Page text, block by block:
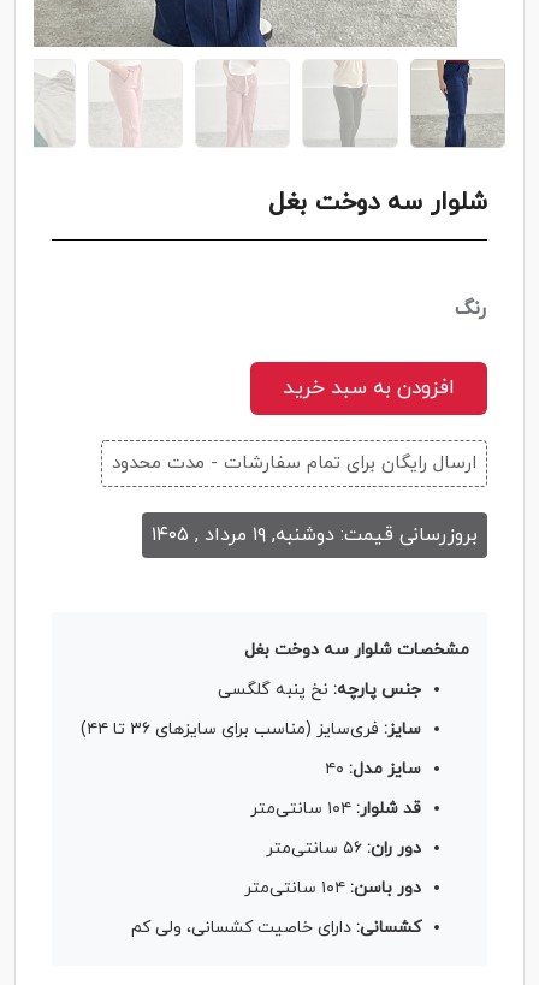
شلوار سه دوخت بغل
رنگ
افزودن به سبد خرید
ارسال رایگان برای تمام سفارشات - مدت محدود
بروزرسانی قیمت: دوشنبه, ۱۹ مرداد , ۱۴۰۵
مشخصات شلوار سه دوخت بغل
جنس پارچه: نخ پنبه گلگسی
سایز: فری‌سایز (مناسب برای سایزهای ۳۶ تا ۴۴)
سایز مدل:
قد شلوار:
دور ران:
دور باسن:
کشسانی: دارای خاصیت کشسانی، ولی کم